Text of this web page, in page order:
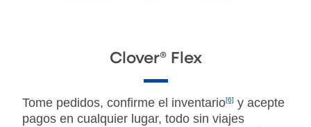
Clover® Flex
Tome pedidos, confirme el inventario[6] y acepte
pagos en cualquier lugar, todo sin viajes